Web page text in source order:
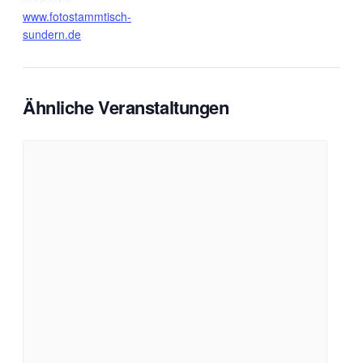
www.fotostammtisch-
sundern.de
Ähnliche Veranstaltungen